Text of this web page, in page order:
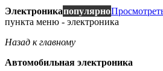
Электроникапопулярно
пункта меню - электроника
Назад к главному
Автомобильная электроника